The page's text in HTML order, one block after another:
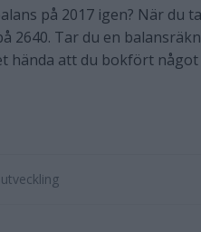
på 2017 igen? När du
2640. Tar du en
hända att du bokfört